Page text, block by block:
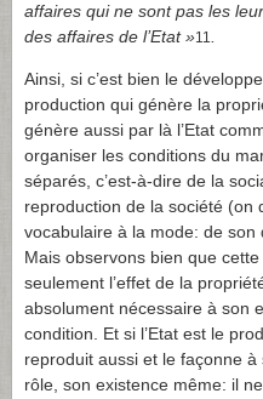
affaires qui ne sont pas les
des affaires de l’Etat »11
Ainsi, si c’est bien le
production qui génère la
génère aussi par là l’Etat
organiser les conditions du
séparés, c’est-à-dire de la
reproduction de la société (on
vocabulaire à la mode: de son
Mais observons bien que
seulement l’effet de la
absolument nécessaire à son
condition. Et si l’Etat est le
reproduit aussi et le façonne à
rôle, son existence même: il